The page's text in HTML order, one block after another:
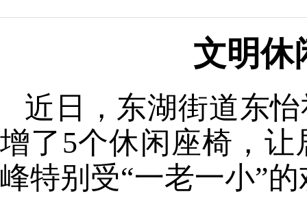
文明休
近日，东湖街道东
增了5个休闲座椅，
峰特别受“一老一小”